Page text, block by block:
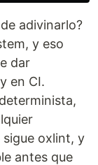
adivinarlo?
y eso
dar
en CI.
sigue oxlint, y
antes que